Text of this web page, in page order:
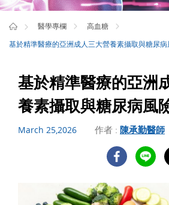
醫學專欄
高血糖
基於精準醫療的亞洲成人三大營養素攝取與糖尿
基於精準醫療的亞洲
養素攝取與糖尿病風
March 25,2026 作者 : 陳承勤醫師